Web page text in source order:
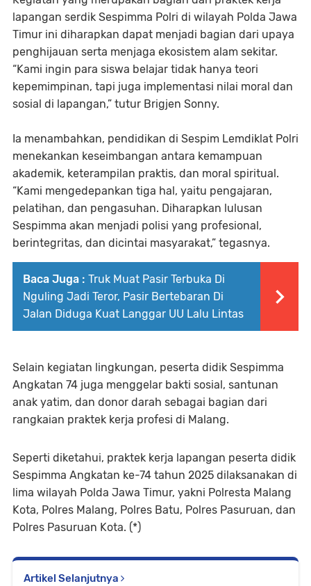
lapangan serdik Sespimma Polri di wilayah Polda Jawa
Timur ini diharapkan dapat menjadi bagian dari upaya
penghijauan serta menjaga ekosistem alam sekitar.
“Kami ingin para siswa belajar tidak hanya teori
kepemimpinan, tapi juga implementasi nilai moral dan
sosial di lapangan,” tutur Brigjen Sonny.
Ia menambahkan, pendidikan di Sespim Lemdiklat Polri
menekankan keseimbangan antara kemampuan
akademik, keterampilan praktis, dan moral spiritual.
“Kami mengedepankan tiga hal, yaitu pengajaran,
pelatihan, dan pengasuhan. Diharapkan lulusan
Sespimma akan menjadi polisi yang profesional,
berintegritas, dan dicintai masyarakat,” tegasnya.
Baca Juga : Truk Muat Pasir Terbuka Di
Nguling Jadi Teror, Pasir Bertebaran Di
Jalan Diduga Kuat Langgar UU Lalu Lintas
Selain kegiatan lingkungan, peserta didik Sespimma
Angkatan 74 juga menggelar bakti sosial, santunan
anak yatim, dan donor darah sebagai bagian dari
rangkaian praktek kerja profesi di Malang.
Seperti diketahui, praktek kerja lapangan peserta didik
Sespimma Angkatan ke-74 tahun 2025 dilaksanakan di
lima wilayah Polda Jawa Timur, yakni Polresta Malang
Kota, Polres Malang, Polres Batu, Polres Pasuruan, dan
Polres Pasuruan Kota. (*)
Artikel Selanjutnya